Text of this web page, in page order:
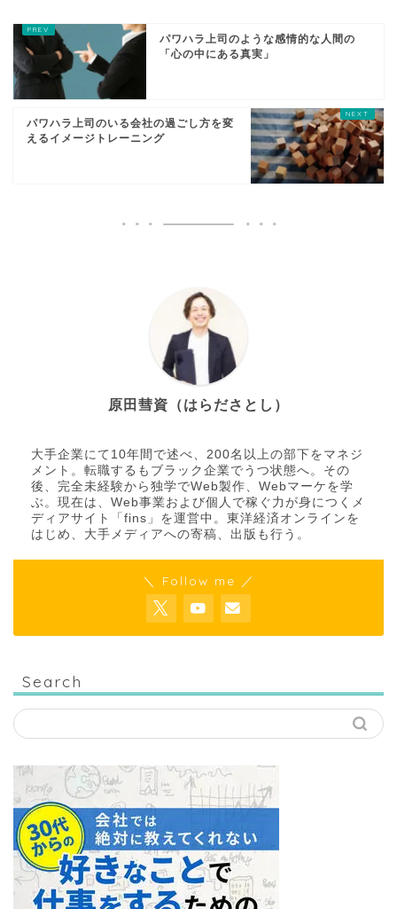
パワハラ上司のような感情的な人間の
「心の中にある真実」
パワハラ上司のいる会社の過ごし方を変
えるイメージトレーニング
原田彗資（はらださとし）
大手企業にて10年間で述べ、200名以上の部下をマネジ
メント。転職するもブラック企業でうつ状態へ。その
後、完全未経験から独学でWeb製作、Webマーケを学
ぶ。現在は、Web事業および個人で稼ぐ力が身につくメ
ディアサイト「fins」を運営中。東洋経済オンラインを
はじめ、大手メディアへの寄稿、出版も行う。
＼ Follow me ／
Search